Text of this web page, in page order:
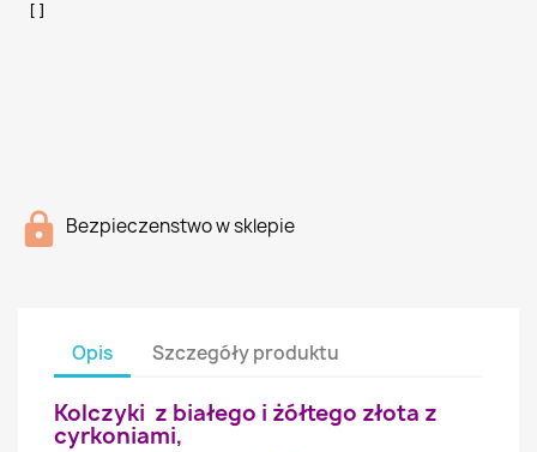
Bezpieczenstwo w sklepie
Opis Szczegóły produktu
Kolczyki z białego i żółtego złota z
cyrkoniami,